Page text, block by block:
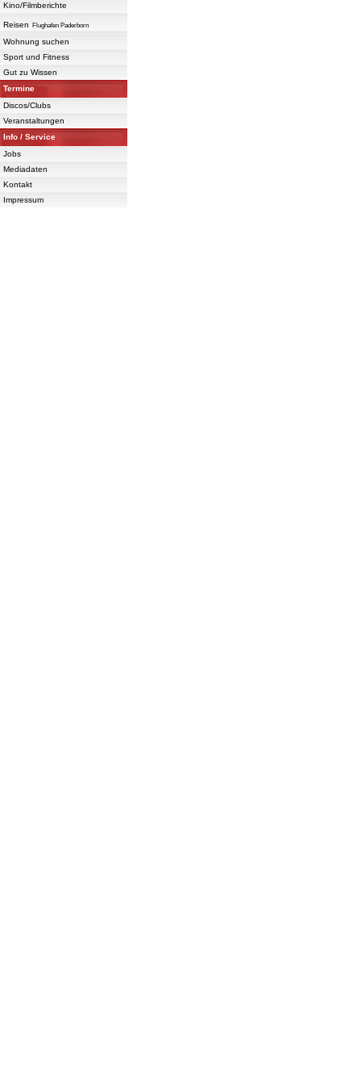
Kino/Filmberichte
Reisen Flughafen Paderborn
Wohnung suchen
Sport und Fitness
Gut zu Wissen
Termine
Discos/Clubs
Veranstaltungen
Info / Service
Jobs
Mediadaten
Kontakt
Impressum